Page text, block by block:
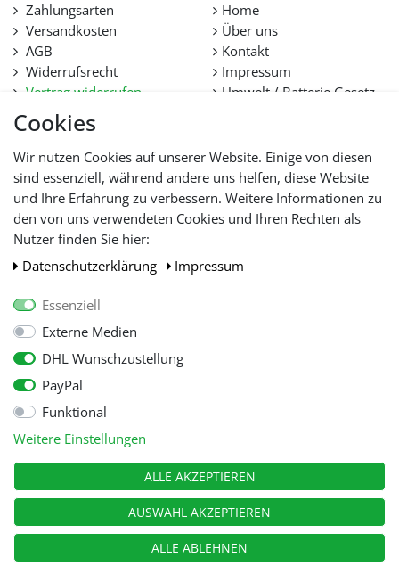
Cookies
Wir nutzen Cookies auf unserer Website. Einige von diesen
sind essenziell, während andere uns helfen, diese Website
und Ihre Erfahrung zu verbessern. Weitere Informationen zu
den von uns verwendeten Cookies und Ihren Rechten als
Nutzer finden Sie hier:
Daten­schutz­erklärung
Impressum
Essenziell
Externe Medien
DHL Wunschzustellung
PayPal
Funktional
Weitere Einstellungen
ALLE AKZEPTIEREN
AUSWAHL AKZEPTIEREN
ALLE ABLEHNEN
Zahlungsarten
Versandkosten
AGB
Widerrufsrecht
Vertrag widerrufen
Datenschutz
Hilfe
Lieferfristen und
Lieferbeschränkung
Home
Über uns
Kontakt
Impressum
Umwelt / Batterie Gesetz
WIR AKZEPTIEREN
© Copyright 2026 Tooltraders GmbH. Alle Rechte vorbehalten